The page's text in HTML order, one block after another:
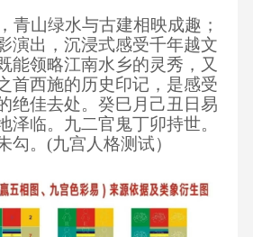
山绿水与古建相映成趣；
演出，沉浸式感受千年越文
能领略江南水乡的灵秀，又
首西施的历史印记，是感受
绝佳去处。 癸巳月己丑日易
泽临。九二官鬼丁卯持世。
勾。 (九宫人格测试）